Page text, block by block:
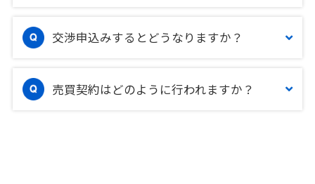
交渉申込みするとどうなりますか？
売買契約はどのように行われますか？